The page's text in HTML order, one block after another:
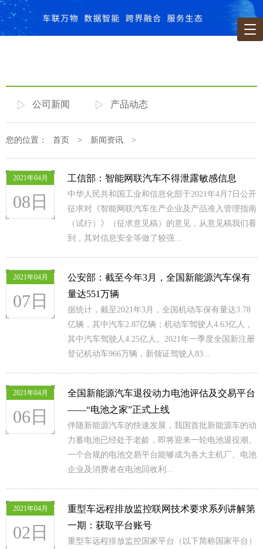
公司新闻 产品动态
您的位置： 首页 > 新闻资讯 >
2021年04月
08日
工信部：智能网联汽车不得泄露敏感信息
中华人民共和国工业和信息化部于2021年4月7日公开
征求对《智能网联汽车生产企业及产品准入管理指南
（试行）》（征求意见稿）的意见，从意见稿我们看
到，其对信息安全等做了较强...
2021年04月
07日
公安部：截至今年3月，全国新能源汽车保有
量达551万辆
据统计，截至2021年3月，全国机动车保有量达3.78
亿辆，其中汽车2.87亿辆；机动车驾驶人4.63亿人，
其中汽车驾驶人4.25亿人。2021年一季度全国新注册
登记机动车966万辆，新领证驾驶人83...
2021年04月
06日
全国新能源汽车退役动力电池评估及交易平台
——“电池之家”正式上线
伴随新能源汽车的快速发展，我国首批新能源车的动
力蓄电池已经处于老龄，即将迎来一轮电池退役潮。
一个合规的电池交易平台能够成为各大主机厂、电池
企业及消费者在电池回收利...
2021年04月
02日
重型车远程排放监控联网技术要求系列讲解第
一期：获取平台账号
重型车远程排放监控国家平台（以下简称国家平台）